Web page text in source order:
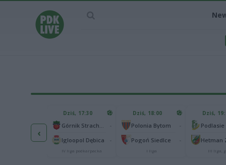
‹
65
25
Dziś, 17:30
Igloopol Dębica
IV liga podkarpacka
Dziś, 18:00
Polonia Bytom
Pogoń Siedlce
I liga
Dziś,
III liga,